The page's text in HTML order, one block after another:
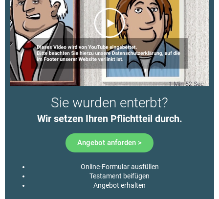
Sie wurden enterbt?
Wir setzen Ihren Pflichtteil durch.​
Angebot anforden >
Online-Formular ausfüllen
Testament beifügen
Angebot erhalten